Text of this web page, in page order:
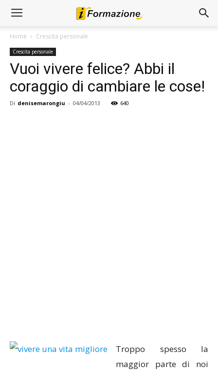
Home Crescita personale
Crescita personale
Vuoi vivere felice? Abbi il
coraggio di cambiare le cose!
Di denisemarongiu - 04/04/2013 640
Troppo spesso la
maggior parte di noi